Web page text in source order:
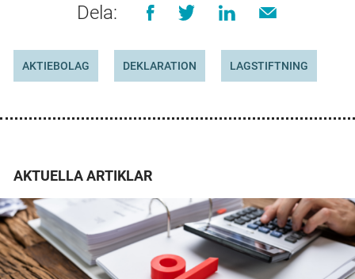
Dela:
AKTIEBOLAG DEKLARATION LAGSTIFTNING
AKTUELLA ARTIKLAR